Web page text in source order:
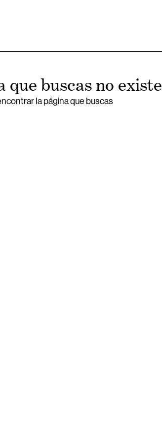
que buscas no existe
la página que buscas